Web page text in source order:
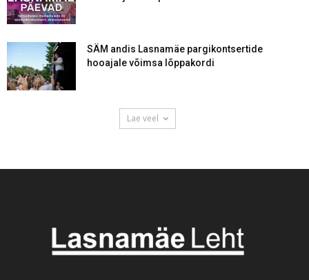
SÄM andis Lasnamäe pargikontsertide
hooajale võimsa lõppakordi
Lae veel